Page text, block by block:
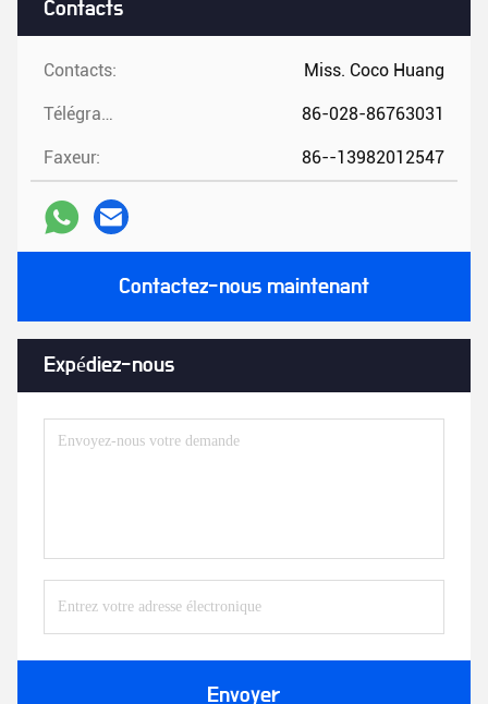
Contacts
Contacts: Miss. Coco Huang
Télégramme: 86-028-86763031
Faxeur: 86--13982012547
Contactez-nous maintenant
Expédiez-nous
Envoyer